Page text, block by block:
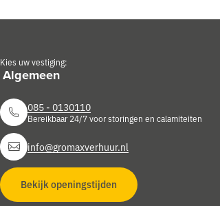
Kies uw vestiging:
085 - 0130110
Bereikbaar 24/7 voor storingen en calamiteiten
info@gromaxverhuur.nl
Bekijk openingstijden